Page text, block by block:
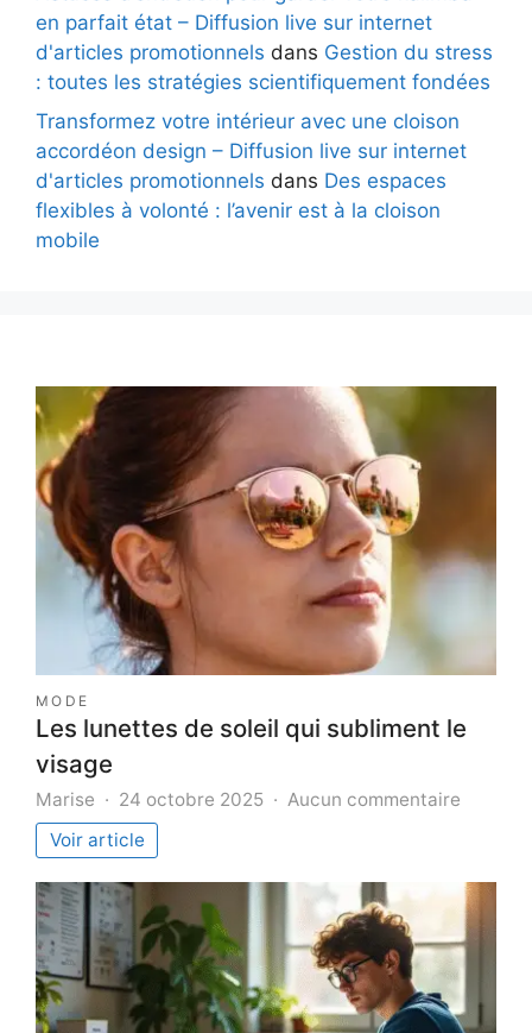
en parfait état – Diffusion live sur internet
d'articles promotionnels dans Gestion du stress
: toutes les stratégies scientifiquement fondées
Transformez votre intérieur avec une cloison
accordéon design – Diffusion live sur internet
d'articles promotionnels dans Des espaces
flexibles à volonté : l’avenir est à la cloison
mobile
MODE
Les lunettes de soleil qui subliment le
visage
Marise 24 octobre 2025 Aucun commentaire
soleil
qui
visage
Voir article